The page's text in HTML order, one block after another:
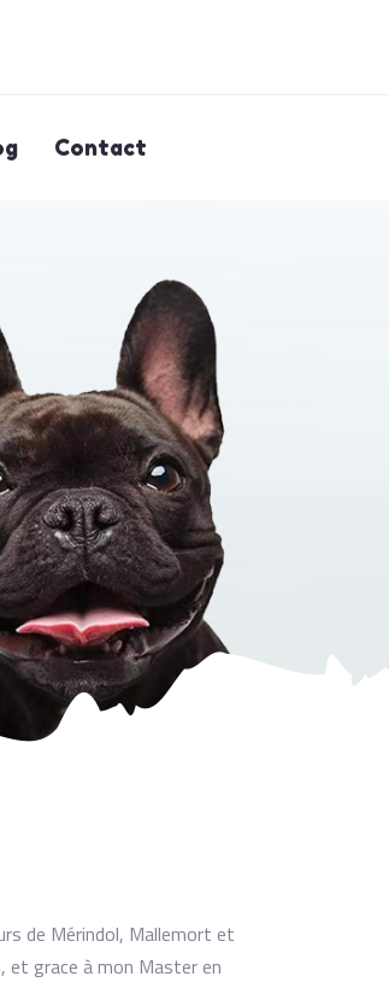
Contact
de Mérindol, Mallemort et
et grace à mon Master en